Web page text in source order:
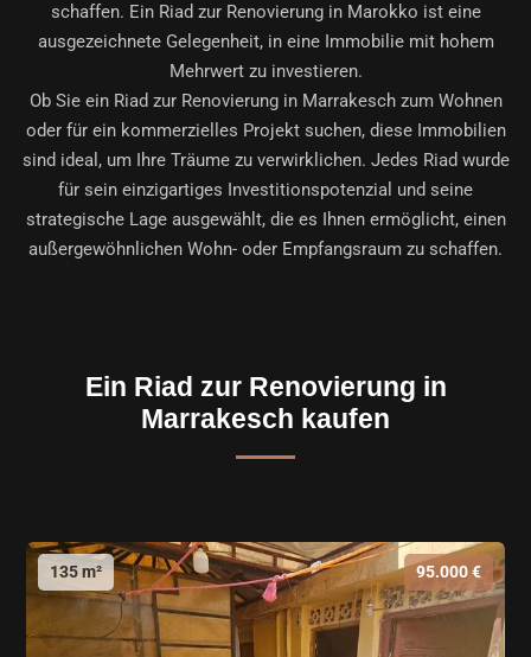
schaffen. Ein Riad zur Renovierung in Marokko ist eine
ausgezeichnete Gelegenheit, in eine Immobilie mit hohem
Mehrwert zu investieren.
Ob Sie ein Riad zur Renovierung in Marrakesch zum Wohnen
oder für ein kommerzielles Projekt suchen, diese Immobilien
sind ideal, um Ihre Träume zu verwirklichen. Jedes Riad wurde
für sein einzigartiges Investitionspotenzial und seine
strategische Lage ausgewählt, die es Ihnen ermöglicht, einen
außergewöhnlichen Wohn- oder Empfangsraum zu schaffen.
Ein Riad zur Renovierung in
Marrakesch kaufen
135 m² 95.000 €